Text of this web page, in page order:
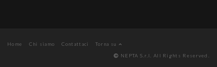
Home Chi siamo Contattaci
Torna su
NEPTA S.r.l. All Rights Reserved.